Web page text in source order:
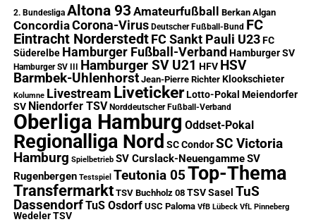
2. Bundesliga Altona 93 Amateurfußball Berkan Algan
ConcordiaCorona-Virus Deutscher Fußball-Bund FC
Eintracht Norderstedt FC Sankt Pauli U23 FC
Süderelbe Hamburger Fußball-Verband Hamburger SV
Hamburger SV III Hamburger SV U21 HFV HSV
Barmbek-Uhlenhorst Jean-Pierre Richter Klookschieter
Kolumne Livestream Liveticker Lotto-Pokal Meiendorfer
SV Niendorfer TSV Norddeutscher Fußball-Verband
Oberliga Hamburg Oddset-Pokal
Regionalliga Nord SC Condor SC Victoria
Hamburg Spielbetrieb SV Curslack-NeuengammeSV
Rugenbergen Testspiel Teutonia 05Top-Thema
Transfermarkt TSV Buchholz 08 TSV Sasel TuS
DassendorfTuS Osdorf USC Paloma VfB Lübeck VfL Pinneberg
Wedeler TSV